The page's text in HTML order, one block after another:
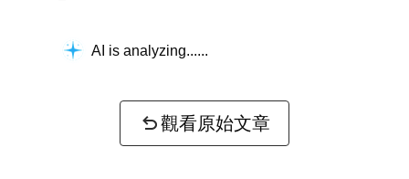
AI is analyzing...
觀看原始文章